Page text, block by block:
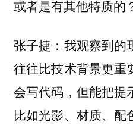
或者是有其他特质的
张子捷 ：我观察到
往往比技术背景更重
会写代码，但能把提
比如光影、材质、配